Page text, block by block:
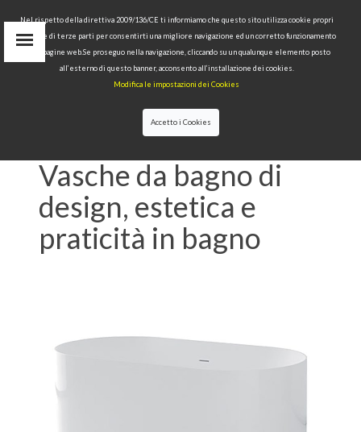
Area Riservata
>> VASCHE DA BAGNO DI
Vasche da bagno di
design, estetica e
praticità in bagno
Nel rispetto della direttiva 2009/136/CE ti informiamo che questo sito utilizza cookie propri
tecnici e di terze parti per consentirti una migliore navigazione ed un corretto funzionamento
delle pagine web.Se proseguo nella navigazione, cliccando su un qualunque elemento posto
all’esterno di questo banner, acconsento all’installazione dei cookies.
Modifica le impostazioni dei Cookies
Accetto i Cookies